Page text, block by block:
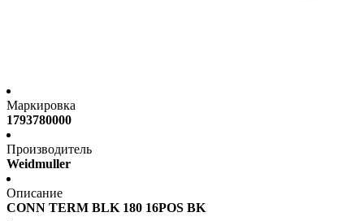
Маркировка
1793780000
Производитель
Weidmuller
Описание
CONN TERM BLK 180 16POS BK